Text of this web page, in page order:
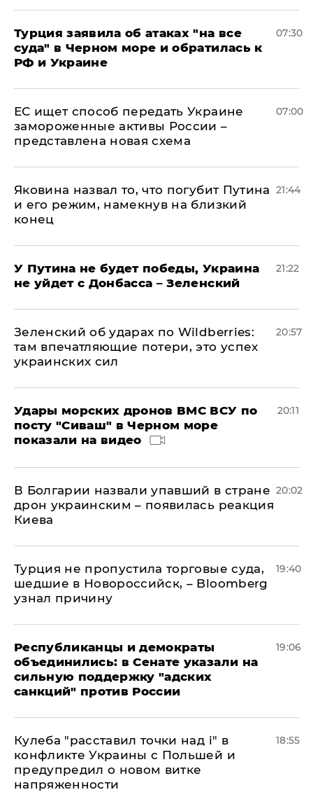
Турция заявила об атаках "на все
суда" в Черном море и обратилась к
РФ и Украине
07:30
ЕС ищет способ передать Украине
замороженные активы России –
представлена новая схема
07:00
Яковина назвал то, что погубит Путина
и его режим, намекнув на близкий
конец
21:44
У Путина не будет победы, Украина
не уйдет с Донбасса – Зеленский
21:22
Зеленский об ударах по Wildberries:
там впечатляющие потери, это успех
украинских сил
20:57
Удары морских дронов ВМС ВСУ по
посту "Сиваш" в Черном море
показали на видео
20:11
В Болгарии назвали упавший в стране
дрон украинским – появилась реакция
Киева
20:02
Турция не пропустила торговые суда,
шедшие в Новороссийск, – Bloomberg
узнал причину
19:40
Республиканцы и демократы
объединились: в Сенате указали на
сильную поддержку "адских
санкций" против России
19:06
Кулеба "расставил точки над і" в
конфликте Украины с Польшей и
предупредил о новом витке
напряженности
18:55